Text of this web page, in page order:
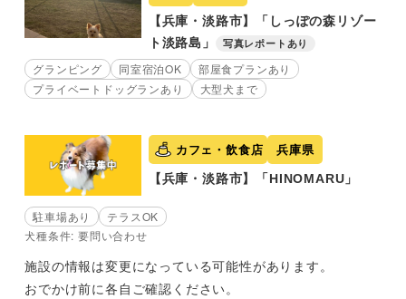
【兵庫・淡路市】「しっぽの森リゾー
ト淡路島」
写真レポートあり
グランピング 同室宿泊OK
部屋食プランあり
プライベートドッグランあり
大型犬まで
カフェ・飲食店 兵庫県
【兵庫・淡路市】「HINOMARU」
駐車場あり
テラスOK
犬種条件: 要問い合わせ
施設の情報は変更になっている可能性があります。
おでかけ前に各自ご確認ください。